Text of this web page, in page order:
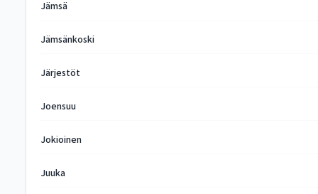
Jämsä
Jämsänkoski
Järjestöt
Joensuu
Jokioinen
Juuka